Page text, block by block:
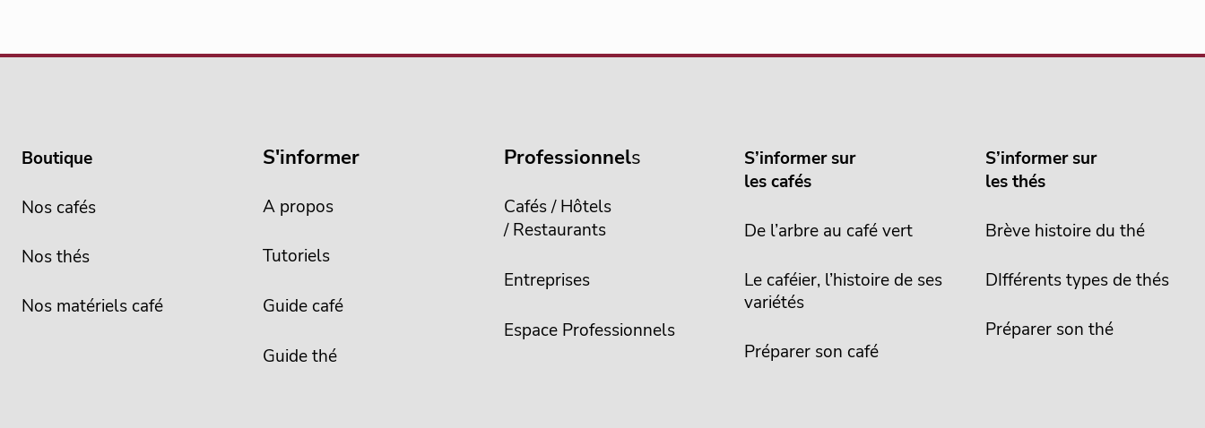
Boutique
Nos cafés
Nos thés
Nos matériels café
S'informer
A propos
Tutoriels
Guide café
Guide thé
Professionnels
Cafés / Hôtels
/ Restaurants
Entreprises
Espace Professionnels
S’informer sur
les cafés
De l’arbre au café vert
Le caféier, l’histoire de ses
variétés
Préparer son café
S’informer sur
les thés
Brève histoire du thé
DIfférents types de thés
Préparer son thé